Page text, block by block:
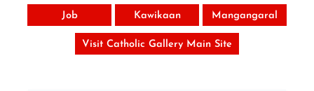
Job Kawikaan Mangangaral
Visit Catholic Gallery Main Site